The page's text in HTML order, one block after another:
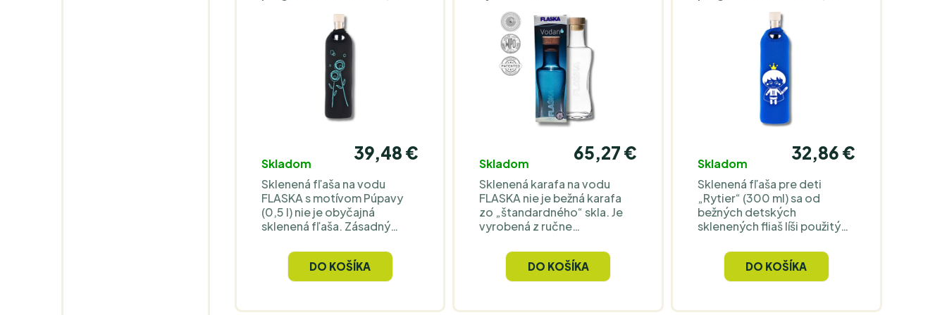
to je dôvod, prečo je
FLASKA cenovo inde než
štandardné sklenené fľaše.
Silikónový obal „Grip“
zaisťuje istejší úchop
(praktické aj pri športe alebo
spotených rukách); užšie
hrdlo je pohodlné na pitie a
drevený uzáver slúži na
štandardné sklenené fľaše.
Neoprénový návlek v
oranžovej farbe s motívom
„Lapač snov“ je vymeniteľný
a prateľný; užšie hrdlo je
pohodlné na pitie a drevený
uzáver slúži na spoľahlivé
zatváranie. Fľaša nie je
vhodná do umývačky.
štandardné sklenené fľaše.
Neoprénový obal s motívom
„Lotus“ zlepšuje úchop,
pohodlne sa drží a dotvára
vzhľad fľaše; široké hrdlo
uľahčuje plnenie a drevený
uzáver slúži na spoľahlivé
uzatváranie. Fľaša nie je
vhodná do umývačky riadu.
Skladom
39,48 €
Sklenená fľaša na vodu
FLASKA s motívom Púpavy
(0,5 l) nie je obyčajná
sklenená fľaša. Zásadný
vyrobená zo slovinského
skla FLASKA s patentovanou
technológiou TPS, ktoré má
niekoľkých minút
DO KOŠÍKA
Skladom
65,27 €
Sklenená karafa na vodu
FLASKA nie je bežná karafa
zo „štandardného“ skla. Je
vyrobená z ručne
skla zo Slovinska – a jej
hlavný rozdiel spočíva v
samotnom materiáli. Značka
„programované“ sklo TPS,
DO KOŠÍKA
Skladom
32,86 €
Sklenená fľaša pre deti
„Rytier“ (300 ml) sa od
bežných detských
sklenených fliaš líši použitým
patentovanom
„programovanom“ skle TPS,
ktoré vodu počas
„revitalizuje“ a
DO KOŠÍKA